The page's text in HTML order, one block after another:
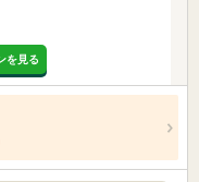
を見る